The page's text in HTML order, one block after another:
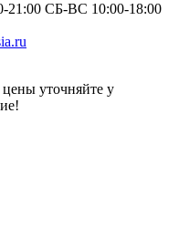
21:00 СБ-ВС 10:00-18:00
уточняйте у